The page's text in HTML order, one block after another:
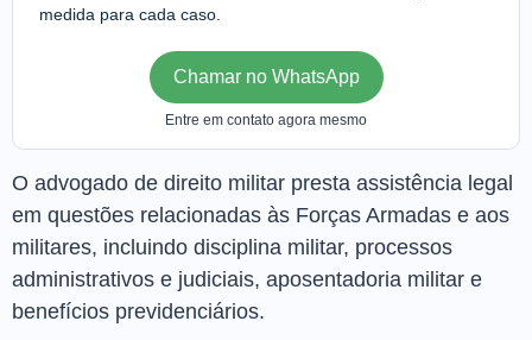
medida para cada caso.
Chamar no WhatsApp
Entre em contato agora mesmo
O advogado de direito militar presta assistência legal
em questões relacionadas às Forças Armadas e aos
militares, incluindo disciplina militar, processos
administrativos e judiciais, aposentadoria militar e
benefícios previdenciários.